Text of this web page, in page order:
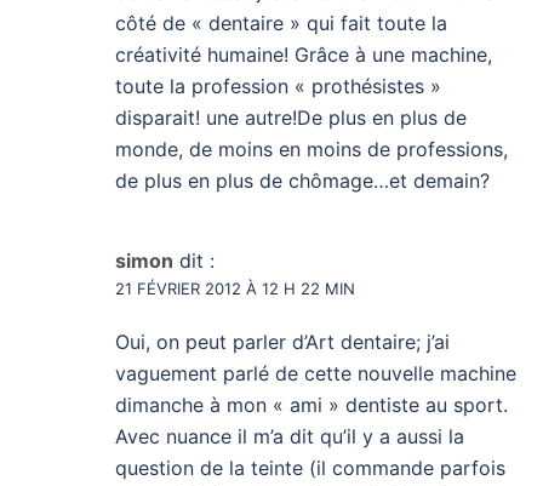
côté de « dentaire » qui fait toute la
créativité humaine! Grâce à une machine,
toute la profession « prothésistes »
disparait! une autre!De plus en plus de
monde, de moins en moins de professions,
de plus en plus de chômage…et demain?
simon dit :
21 FÉVRIER 2012 À 12 H 22 MIN
Oui, on peut parler d’Art dentaire; j’ai
vaguement parlé de cette nouvelle machine
dimanche à mon « ami » dentiste au sport.
Avec nuance il m’a dit qu’il y a aussi la
question de la teinte (il commande parfois